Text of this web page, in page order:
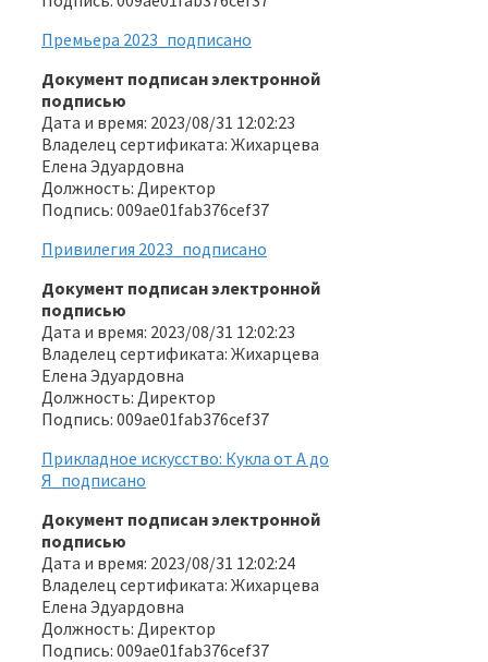
Премьера 2023_подписано
Документ подписан электронной
подписью
Дата и время: 2023/08/31 12:02:23
Владелец сертификата: Жихарцева
Елена Эдуардовна
Должность: Директор
Подпись: 009ae01fab376cef37
Привилегия 2023_подписано
Документ подписан электронной
подписью
Дата и время: 2023/08/31 12:02:23
Владелец сертификата: Жихарцева
Елена Эдуардовна
Должность: Директор
Подпись: 009ae01fab376cef37
Прикладное искусство: Кукла от А до
Я_подписано
Документ подписан электронной
подписью
Дата и время: 2023/08/31 12:02:24
Владелец сертификата: Жихарцева
Елена Эдуардовна
Должность: Директор
Подпись: 009ae01fab376cef37